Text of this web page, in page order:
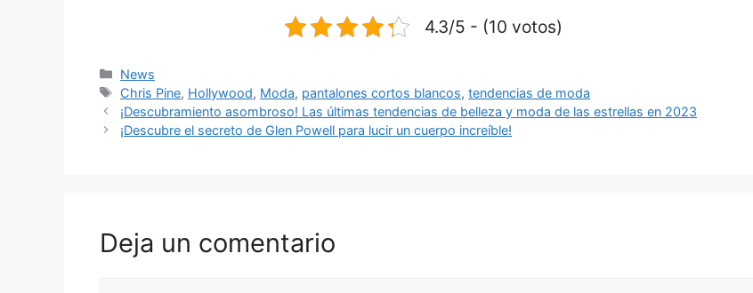
4.3/5 - (10 votos)
Categorías
News
Etiquetas
Chris Pine, Hollywood, Moda, pantalones cortos blancos,tendencias de moda
¡Descubramiento asombroso! Las últimas tendencias de belleza y moda de las estrellas en 2023
¡Descubre el secreto de Glen Powell para lucir un cuerpo increíble!
Deja un comentario